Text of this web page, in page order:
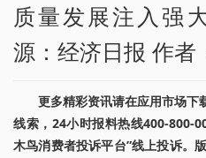
质量发展注入强
源：经济日报 作者
更多精彩资讯请在应用市场下
线索，24小时报料热线400-800-
木鸟消费者投诉平台”线上投诉。